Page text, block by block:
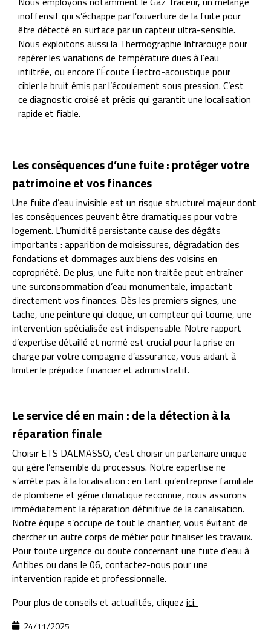
inoffensif qui s’échappe par l’ouverture de la fuite pour
être détecté en surface par un capteur ultra-sensible.
Nous exploitons aussi la Thermographie Infrarouge pour
repérer les variations de température dues à l’eau
infiltrée, ou encore l’Écoute Électro-acoustique pour
cibler le bruit émis par l’écoulement sous pression. C’est
ce diagnostic croisé et précis qui garantit une localisation
rapide et fiable.
Les conséquences d’une fuite : protéger votre
patrimoine et vos finances
Une fuite d’eau invisible est un risque structurel majeur dont
les conséquences peuvent être dramatiques pour votre
logement. L’humidité persistante cause des dégâts
importants : apparition de moisissures, dégradation des
fondations et dommages aux biens des voisins en
copropriété. De plus, une fuite non traitée peut entraîner
une surconsommation d’eau monumentale, impactant
directement vos finances. Dès les premiers signes, une
tache, une peinture qui cloque, un compteur qui tourne, une
intervention spécialisée est indispensable. Notre rapport
d’expertise détaillé et normé est crucial pour la prise en
charge par votre compagnie d’assurance, vous aidant à
limiter le préjudice financier et administratif.
Le service clé en main : de la détection à la
réparation finale
Choisir ETS DALMASSO, c’est choisir un partenaire unique
qui gère l’ensemble du processus. Notre expertise ne
s’arrête pas à la localisation : en tant qu’entreprise familiale
de plomberie et génie climatique reconnue, nous assurons
immédiatement la réparation définitive de la canalisation.
Notre équipe s’occupe de tout le chantier, vous évitant de
chercher un autre corps de métier pour finaliser les travaux.
Pour toute urgence ou doute concernant une fuite d’eau à
Antibes ou dans le 06, contactez-nous pour une
intervention rapide et professionnelle.
Pour plus de conseils et actualités, cliquez ici.
24/11/2025